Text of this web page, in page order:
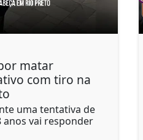
matar
com tiro na
uma tentativa de
anos vai responder